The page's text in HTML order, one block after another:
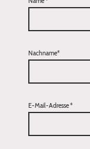
Nachname*
E-Mail-Adresse*